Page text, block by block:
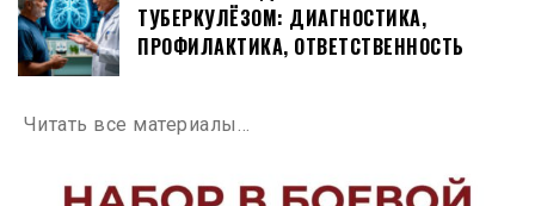
ТУБЕРКУЛЁЗОМ: ДИАГНОСТИКА,
ПРОФИЛАКТИКА, ОТВЕТСТВЕННОСТЬ
Читать все материалы…